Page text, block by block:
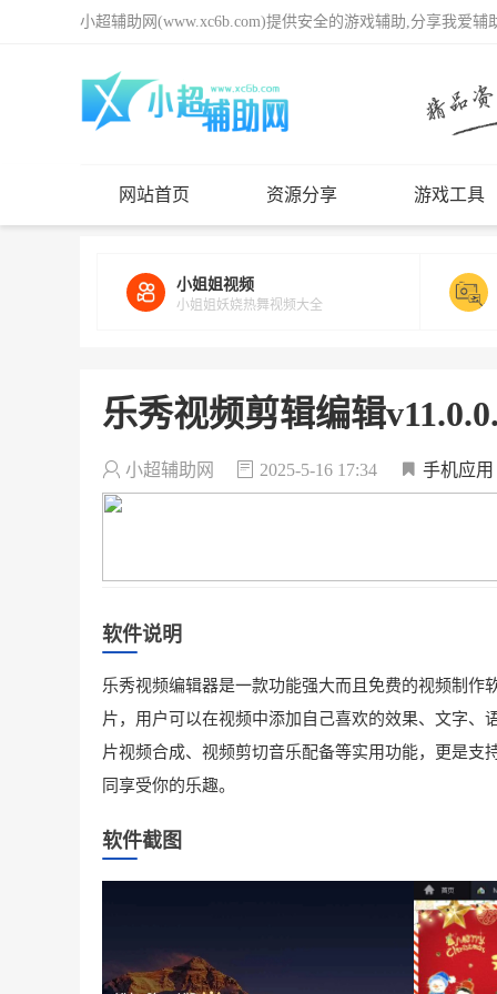
小超辅助网(www.xc6b.com)提供安全的游戏辅助,分享我爱
网站首页 资源分享 游戏工具
小姐姐视频
小姐姐妖娆热舞视频大全
乐秀视频剪辑编辑
小超辅助网 2025-5-16 17:34 手机应用
软件说明
乐秀视频编辑器是一款功能强大而且免费的视频制
片，用户可以在视频中添加自己喜欢的效果、文字
片视频合成、视频剪切音乐配备等实用功能，更是支
同享受你的乐趣。
软件截图